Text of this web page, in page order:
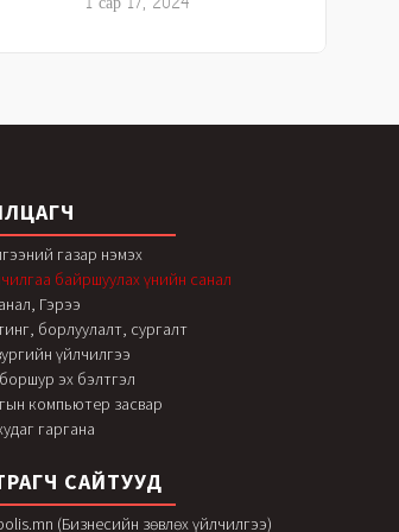
газар нэмэх
байршуулах үнийн санал
Гэрээ
борлуулалт, сургалт
үйлчилгээ
эх бэлтгэл
компьютер засвар
гаргана
САЙТУУД
(Бизнесийн зөвлөх үйлчилгээ)